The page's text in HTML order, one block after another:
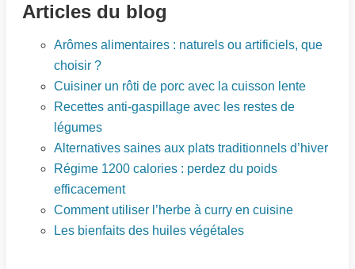
Articles du blog
Arômes alimentaires : naturels ou artificiels, que
choisir ?
Cuisiner un rôti de porc avec la cuisson lente
Recettes anti-gaspillage avec les restes de
légumes
Alternatives saines aux plats traditionnels d’hiver
Régime 1200 calories : perdez du poids
efficacement
Comment utiliser l’herbe à curry en cuisine
Les bienfaits des huiles végétales